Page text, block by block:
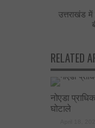
उत्तराखंड में
RELATED
नोएडा
घोटाले